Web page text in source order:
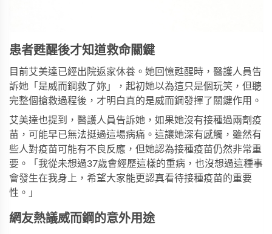
患者甦醒後才知道救命關鍵
目前艾美達已經出院返家休養。她回憶甦醒時，醫護人員告
訴她「是威而鋼救了妳」，起初她以為這只是個玩笑，但聽
完整個搶救過程後，才明白真的是威而鋼發揮了關鍵作用。
艾美達也提到，醫護人員告訴她，如果她沒有接種過兩劑疫
苗，可能早已無法挺過這場病痛。這讓她深有感觸，雖然有
些人對疫苗可能有不良反應，但她認為接種疫苗仍然非常重
要。「我從未想過37歲會經歷這樣的重病，也沒想過這種事
會發生在我身上，希望大家能更認真看待接種疫苗的重要
性。」
網友熱議威而鋼的意外用途